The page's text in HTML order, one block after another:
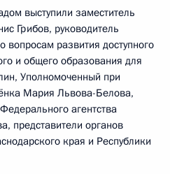
выступили заместитель
Грибов, руководитель
вопросам развития доступного
и общего образования для
Уполномоченный при
Мария Львова-Белова,
агентства
представители органов
края и Республики